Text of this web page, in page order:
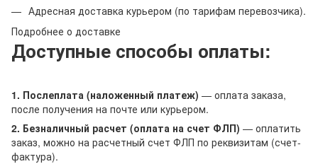
Адресная доставка курьером (по тарифам перевозчика).
Подробнее о доставке
Доступные способы оплаты:
1. Послеплата (наложенный платеж) — оплата заказа,
после получения на почте или курьером.
2. Безналичный расчет (оплата на счет ФЛП) — оплатить
заказ, можно на расчетный счет ФЛП по реквизитам (счет-
фактура).